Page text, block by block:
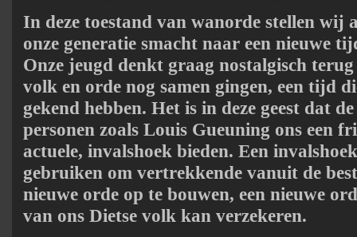
In deze toestand van wanorde stellen wij
onze generatie smacht naar een nieuwe
Onze jeugd denkt graag nostalgisch
volk en orde nog samen gingen, een tijd
gekend hebben. Het is in deze geest dat
personen zoals Louis Gueuning ons een
actuele, invalshoek bieden. Een
gebruiken om vertrekkende vanuit de
nieuwe orde op te bouwen, een nieuwe
van ons Dietse volk kan verzekeren.